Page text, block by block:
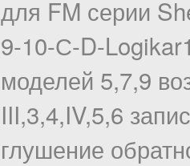
для FM серии
9-10-С-D-
моделей 5,7,9
III,3,4,IV,5,6
глушение